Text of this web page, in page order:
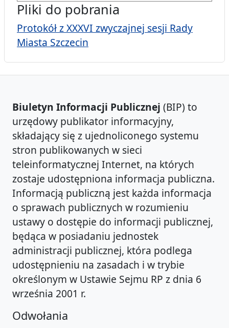
Pliki do pobrania
Protokół z XXXVI zwyczajnej sesji Rady
Miasta Szczecin
Biuletyn Informacji Publicznej (BIP) to
urzędowy publikator informacyjny,
składający się z ujednoliconego systemu
stron publikowanych w sieci
teleinformatycznej Internet, na których
zostaje udostępniona informacja publiczna.
Informacją publiczną jest każda informacja
o sprawach publicznych w rozumieniu
ustawy o dostępie do informacji publicznej,
będąca w posiadaniu jednostek
administracji publicznej, która podlega
udostępnieniu na zasadach i w trybie
określonym w Ustawie Sejmu RP z dnia 6
września 2001 r.
Odwołania